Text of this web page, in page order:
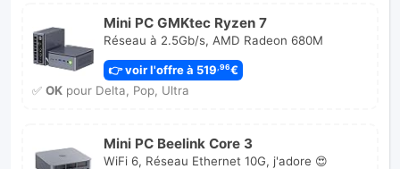
Mini PC GMKtec Ryzen 7
Réseau à 2.5Gb/s, AMD Radeon 680M
👉 voir l'offre à 519,96€
✅ OKpour Delta, Pop, Ultra
Mini PC Beelink Core 3
WiFi 6, Réseau Ethernet 10G, j'adore 😍